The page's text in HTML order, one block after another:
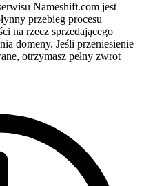
Nameshift.com jest
przebieg procesu
na rzecz sprzedającego
domeny. Jeśli przeniesienie
otrzymasz pełny zwrot